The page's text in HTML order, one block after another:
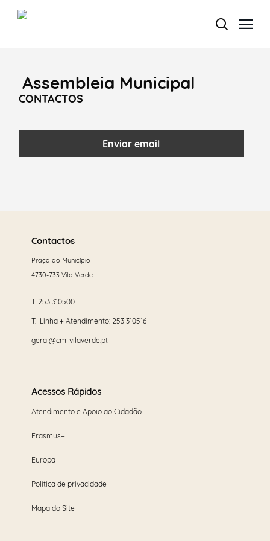
Termo de Pesquisa
Categorias gerais
Assembleia Municipal
CONTACTOS
Enviar email
maisContactos
Praça do Município
4730-733 Vila Verde
T. 253 310500
T. Linha + Atendimento: 253 310516
geral@cm-vilaverde.pt
Acessos Rápidos
Atendimento e Apoio ao Cidadão
Erasmus+
Europa
Política de privacidade
Mapa do Site